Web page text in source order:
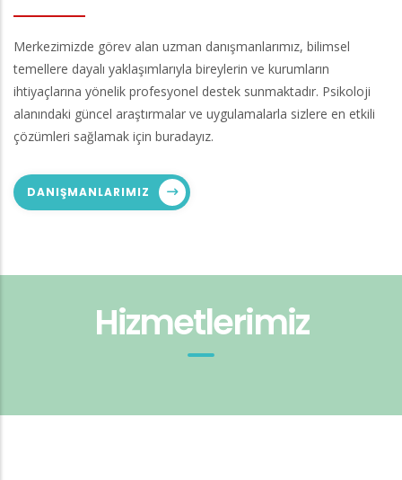
Merkezimizde görev alan uzman danışmanlarımız, bilimsel
temellere dayalı yaklaşımlarıyla bireylerin ve kurumların
ihtiyaçlarına yönelik profesyonel destek sunmaktadır. Psikoloji
alanındaki güncel araştırmalar ve uygulamalarla sizlere en etkili
çözümleri sağlamak için buradayız.
DANIŞMANLARIMIZ
Hizmetlerimiz